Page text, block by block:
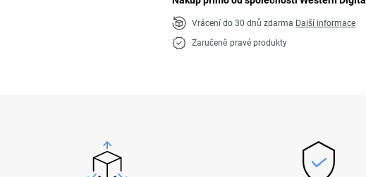
Vrácení do 30 dnů zdarma Další informace
Zaručeně pravé produkty